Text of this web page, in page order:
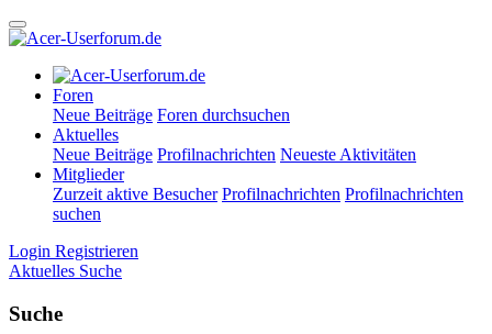
Foren
Neue Beiträge Foren durchsuchen
Aktuelles
Neue Beiträge Profilnachrichten Neueste Aktivitäten
Mitglieder
Zurzeit aktive Besucher Profilnachrichten Profilnachrichten
suchen
Login Registrieren
Aktuelles Suche
Suche